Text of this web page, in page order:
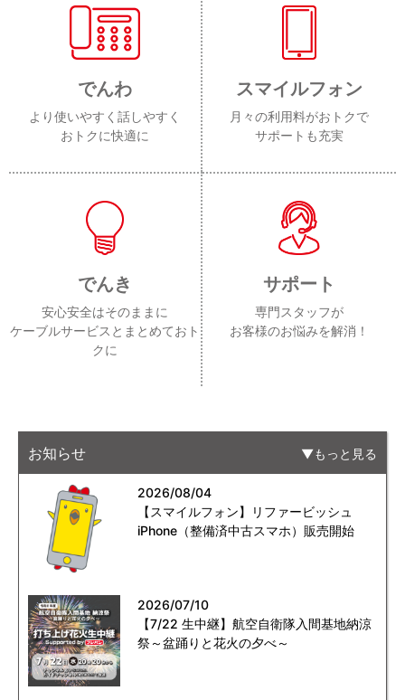
でんわ
より使いやすく話しやすく
おトクに快適に
スマイルフォン
月々の利用料がおトクで
サポートも充実
でんき
安心安全はそのままに
ケーブルサービスとまとめておト
クに
サポート
専門スタッフが
お客様のお悩みを解消！
お知らせ もっと見る
2026/08/04
【スマイルフォン】リファービッシュ
iPhone（整備済中古スマホ）販売開始
2026/07/10
【7/22 生中継】航空自衛隊入間基地納涼
祭～盆踊りと花火の夕べ～